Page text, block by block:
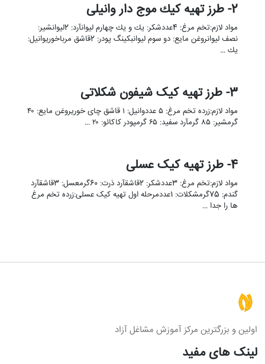
2- طرز تهیه كیك موج دار وانیلی
مواد لازم:تخم مرغ: 4عددشکر: يك و يك چهارم ليوانآرد: 2ليوانشیر:
نصف ليوانروغن مایع: دو سوم ليوانبکینگ پودر: 2قاشق مرباخوريوانیل:
يك …
3- طرز تهیه کیک شیفون شکلاتی
مواد لازم:زرده تخم مرغ: ۵ عددوانیل: ۱ قاشق چای خوریروغن مایع: ۴۰
گرمشیر: ۸۵ گرمآرد سفید: ۶۵ گرمپودر کاکائو: ۲۰ …
4- طرز تهیه کیک عسلی
مواد لازم:تخم مرغ: 3عددشکر: 2قاشقآرد ذرت: 60گرمعسل: 3قاشقآرد
گندم: 75گرمشکلات: 1عددمرحله اول تهیه کیک عسلی:زرده تخم مرغ
ها را جدا …
اولین و بزرگترین مرکز آموزش مشاغل آزاد
لینک های مفید